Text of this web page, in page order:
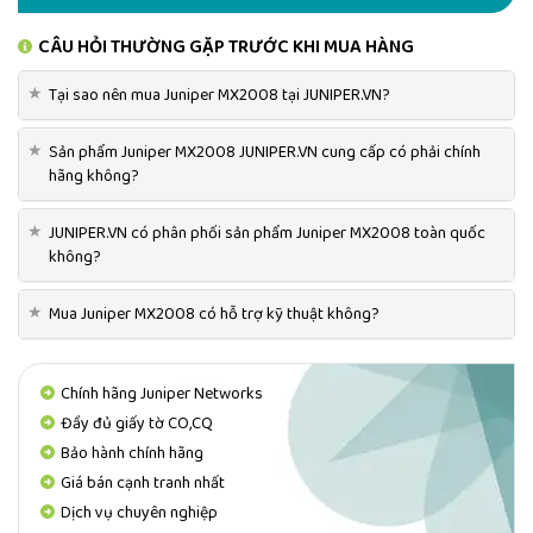
Cung cấp 40 Tbps dung lượng hệ thống và hỗ trợ lên
đến 400 giao diện 100GbE, 160 200GbE hoặc 80
400GbE.
Tính khả dụng của dịch vụ không giới hạn
Kết hợp hỗ trợ cho hệ điều hành Junos cấp nhà cung
cấp dịch vụ với một kiến ​​trúc dự phòng hoàn toàn để
cung cấp dịch vụ không bị gián đoạn trong bất kỳ điều
kiện mạng nào.
Phạm vi ứng dụng rộng rãi
Giải quyết các ứng dụng cốt lõi, cạnh và hội tụ và các
ứng dụng cốt lõi với mật độ và hiệu suất cực cao; các
ứng dụng bao gồm các dịch vụ dân cư và doanh nghiệp,
Kết nối Trung tâm Dữ liệu (DCI), Cổng kết nối SDN, định
tuyến dịch vụ và nhiều ứng dụng khác.
Bảo vệ đầu tư dài hạn
CÂU HỎI THƯỜNG GẶP TRƯỚC KHI MUA HÀNG
★ Tại sao nên mua Juniper MX2008 tại JUNIPER.VN?
★ Sản phẩm Juniper MX2008 JUNIPER.VN cung cấp có phải chính
hãng không?
★ JUNIPER.VN có phân phối sản phẩm Juniper MX2008 toàn quốc
không?
★ Mua Juniper MX2008 có hỗ trợ kỹ thuật không?
Chính hãng Juniper Networks
Đầy đủ giấy tờ CO,CQ
Bảo hành chính hãng
Giá bán cạnh tranh nhất
Dịch vụ chuyên nghiệp